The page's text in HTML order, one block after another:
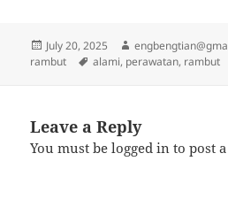
Posted
on
July 20, 2025 Author
rambut
Tags
alami, perawatan, rambut
Leave a Reply
You must belogged in to post